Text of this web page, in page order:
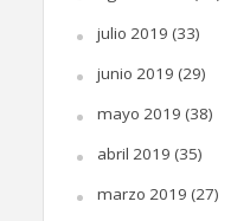
julio 2019 (33)
junio 2019 (29)
mayo 2019 (38)
abril 2019 (35)
marzo 2019 (27)